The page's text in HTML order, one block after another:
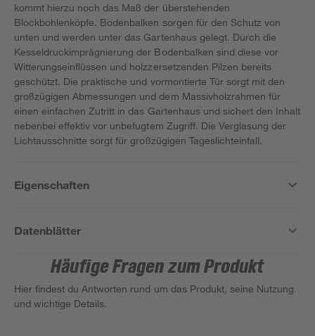
kommt hierzu noch das Maß der überstehenden
Blockbohlenköpfe. Bodenbalken sorgen für den Schutz von
unten und werden unter das Gartenhaus gelegt. Durch die
Kesseldruckimprägnierung der Bodenbalken sind diese vor
Witterungseinflüssen und holzzersetzenden Pilzen bereits
geschützt. Die praktische und vormontierte Tür sorgt mit den
großzügigen Abmessungen und dem Massivholzrahmen für
einen einfachen Zutritt in das Gartenhaus und sichert den Inhalt
nebenbei effektiv vor unbefugtem Zugriff. Die Verglasung der
Lichtausschnitte sorgt für großzügigen Tageslichteinfall.
Eigenschaften
Datenblätter
Häufige Fragen zum Produkt
Hier findest du Antworten rund um das Produkt, seine Nutzung
und wichtige Details.